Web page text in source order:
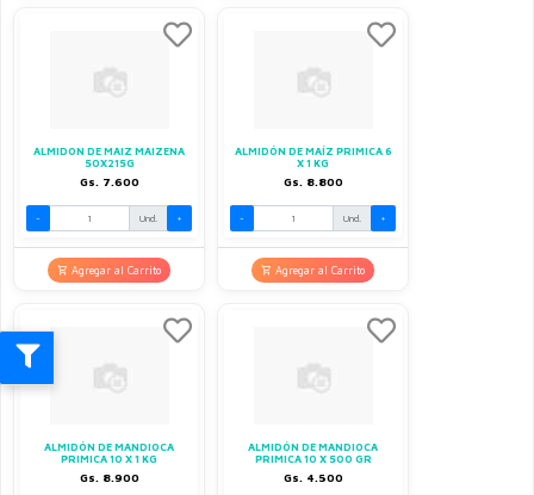
ALMIDON DE MAIZ MAIZENA
50X215G
Gs. 7.600
- Und. +
Agregar al Carrito
ALMIDÓN DE MAÍZ PRIMICA 6
X 1 KG
Gs. 8.800
- Und. +
Agregar al Carrito
ALMIDÓN DE MANDIOCA
PRIMICA 10 X 1 KG
Gs. 8.900
ALMIDÓN DE MANDIOCA
PRIMICA 10 X 500 GR
Gs. 4.500